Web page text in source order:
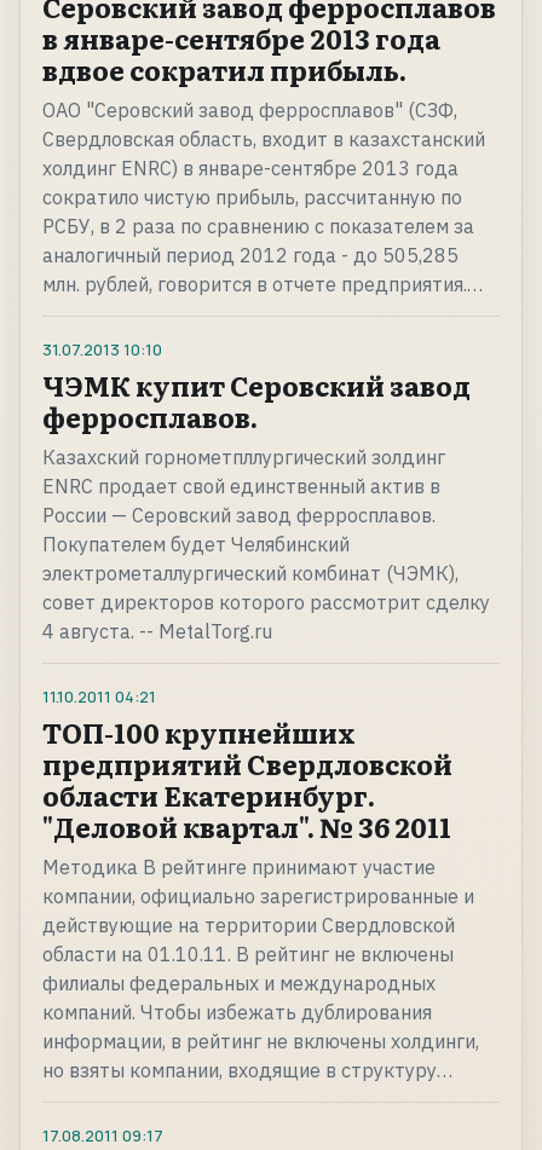
в январе-сентябре 2013 года
вдвое сократил прибыль.
ОАО "Серовский завод ферросплавов" (СЗФ,
Свердловская область, входит в казахстанский
холдинг ENRC) в январе-сентябре 2013 года
сократило чистую прибыль, рассчитанную по
РСБУ, в 2 раза по сравнению с показателем за
аналогичный период 2012 года - до 505,285
млн. рублей, говорится в отчете предприятия.…
31.07.2013 10:10
ЧЭМК купит Серовский завод
ферросплавов.
Казахский горнометпллургический золдинг
ENRC продает свой единственный актив в
России — Серовский завод ферросплавов.
Покупателем будет Челябинский
электрометаллургический комбинат (ЧЭМК),
совет директоров которого рассмотрит сделку
4 августа. -- MetalTorg.ru
11.10.2011 04:21
ТОП-100 крупнейших
предприятий Свердловской
области Екатеринбург.
"Деловой квартал". № 36 2011
Методика В рейтинге принимают участие
компании, официально зарегистрированные и
действующие на территории Свердловской
области на 01.10.11. В рейтинг не включены
филиалы федеральных и международных
компаний. Чтобы избежать дублирования
информации, в рейтинг не включены холдинги,
но взяты компании, входящие в структуру…
17.08.2011 09:17